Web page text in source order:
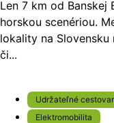
Len 7 km od Banskej
horskou scenériou.
lokality na Slovensku
či...
Udržateľné
Elektromobilita